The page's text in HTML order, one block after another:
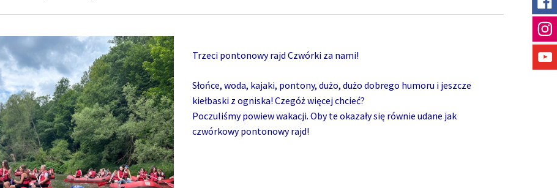
Trzeci pontonowy rajd Czwórki za nami!
Słońce, woda, kajaki, pontony, dużo, dużo dobrego humoru i jeszcze
kiełbaski z ogniska! Czegóż więcej chcieć?
Poczuliśmy powiew wakacji. Oby te okazały się równie udane jak
czwórkowy pontonowy rajd!